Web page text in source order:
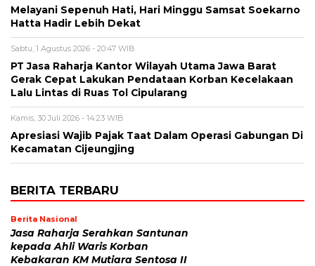
Melayani Sepenuh Hati, Hari Minggu Samsat Soekarno
Hatta Hadir Lebih Dekat
Sabtu, 1 Agustus 2026 - 20:47 WIB
PT Jasa Raharja Kantor Wilayah Utama Jawa Barat
Gerak Cepat Lakukan Pendataan Korban Kecelakaan
Lalu Lintas di Ruas Tol Cipularang
Kamis, 30 Juli 2026 - 14:23 WIB
Apresiasi Wajib Pajak Taat Dalam Operasi Gabungan Di
Kecamatan Cijeungjing
BERITA TERBARU
Berita Nasional
Jasa Raharja Serahkan Santunan
kepada Ahli Waris Korban
Kebakaran KM Mutiara Sentosa II